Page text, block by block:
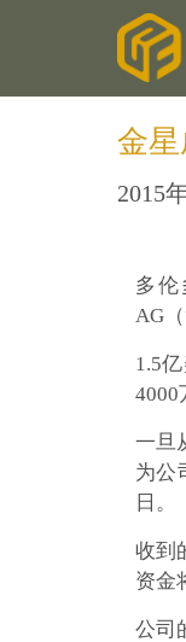
金
2015
多伦
AG
1.5
4000
一旦
为公
日。
收到
资金
公司